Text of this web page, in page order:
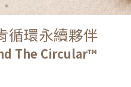
循環永續夥伴
The Circular™